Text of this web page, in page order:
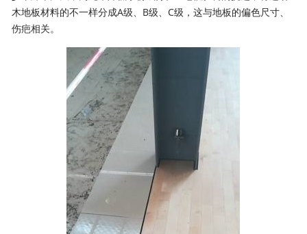
木地板材料的不一样分成A级、B级、C级，这与地板的偏色尺寸、
伤疤相关。